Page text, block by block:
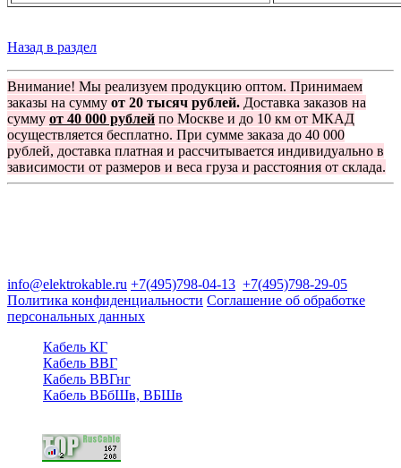
Назад в раздел
Внимание! Мы реализуем продукцию оптом. Принимаем
заказы на сумму от 20 тысяч рублей. Доставка заказов на
сумму от 40 000 рублей по Москве и до 10 км от МКАД
осуществляется бесплатно. При сумме заказа до 40 000
рублей, доставка платная и рассчитывается индивидуально в
зависимости от размеров и веса груза и расстояния от склада.
info@elektrokable.ru +7(495)798-04-13 +7(495)798-29-05
Политика конфиденциальности Соглашение об обработке
персональных данных
Кабель КГ
Кабель ВВГ
Кабель ВВГнг
Кабель ВБбШв, ВБШв